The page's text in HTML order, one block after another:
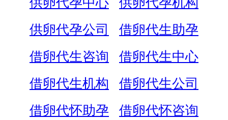
供卵代孕公司
借卵代生助孕
借卵代生咨询
借卵代生中心
借卵代生机构
借卵代生公司
借卵代怀助孕
借卵代怀咨询